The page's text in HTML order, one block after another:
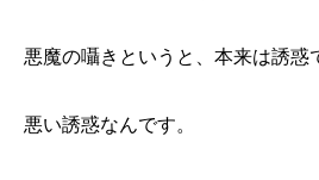
悪魔の囁きというと、本来は誘惑
悪い誘惑なんです。